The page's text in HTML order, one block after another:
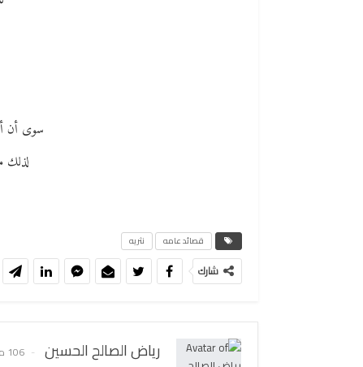
سوى أن
لذلك
قصائد عامه نثريه
شارك
رياض الصالح الحسين 106 مادة